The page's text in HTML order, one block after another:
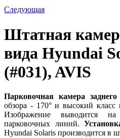
Следующая
Штатная
вида Hyundai
(#031), AVIS
Парковочная камера
обзора - 170° и высокий
Изображение выводится
парковочных линий.
Hyundai Solaris производится в